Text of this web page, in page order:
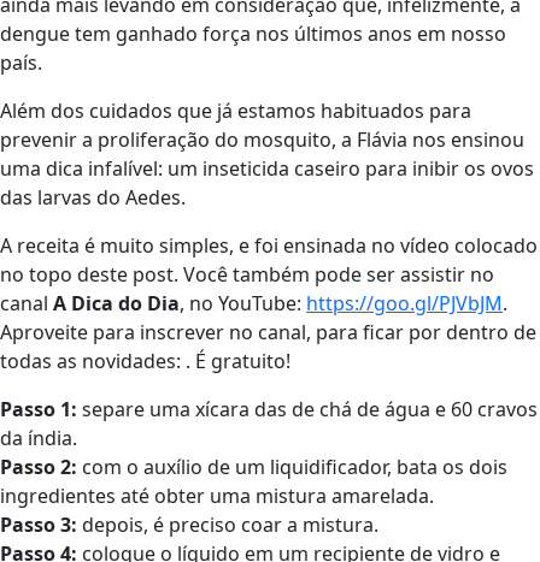
dengue tem ganhado força nos últimos anos em nosso
país.
Além dos cuidados que já estamos habituados para
prevenir a proliferação do mosquito, a Flávia nos ensinou
uma dica infalível: um inseticida caseiro para inibir os ovos
das larvas do Aedes.
A receita é muito simples, e foi ensinada no vídeo colocado
no topo deste post. Você também pode ser assistir no
canal A Dica do Dia, no YouTube: https://goo.gl/PJVbJM.
Aproveite para inscrever no canal, para ficar por dentro de
todas as novidades: . É gratuito!
Passo 1: separe uma xícara das de chá de água e 60 cravos
da índia.
Passo 2: com o auxílio de um liquidificador, bata os dois
ingredientes até obter uma mistura amarelada.
Passo 3: depois, é preciso coar a mistura.
Passo 4: coloque o líquido em um recipiente de vidro e